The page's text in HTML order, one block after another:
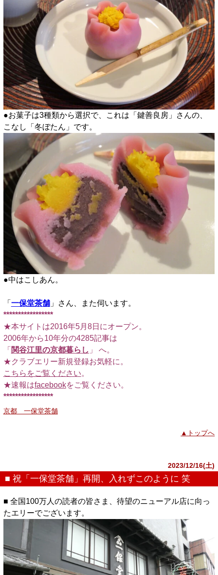
●お菓子は3種類から選択で、これは「鍵善良房」さんの、
こなし「冬ぼたん」です。
●中はこしあん。
「 一保堂茶舗」さん、また伺います。
*****************
★本サイトは2016年5月8日にオープン。
2006年から10年分の4285記事は
「 関谷江里の京都暮らし 」 へ。
★クラブエリー新規登録お気軽に。
こちらをご覧ください。
★速報はfacebookをご覧ください。
*****************
京都 一保堂茶舗
▲トップへ
2023/12/16(土)
■ 祝「一保堂茶舗」再開、入れずこのように 笑
■ 全国100万人の読者の皆さま、待望のニューアル店に向っ
たエリーでございます。